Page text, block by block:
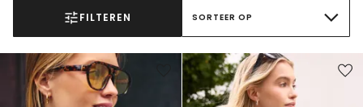
FILTEREN SORTEER OP